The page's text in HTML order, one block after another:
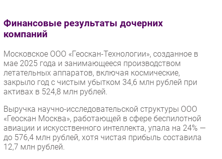
Новости
Интервью
Мероприятия
Проекты
Тестовый стенд
Каталог компаний
Финансовые результаты дочерних
компаний
Московское ООО «Геоскан-Технологии», созданное в
мае 2025 года и занимающееся производством
летательных аппаратов, включая космические,
закрыло год с чистым убытком 34,6 млн рублей при
активах в 524,8 млн рублей.
Выручка научно-исследовательской структуры ООО
«Геоскан Москва», работающей в сфере беспилотной
авиации и искусственного интеллекта, упала на 24% —
до 576,4 млн рублей, хотя чистая прибыль составила
12,7 млн рублей.